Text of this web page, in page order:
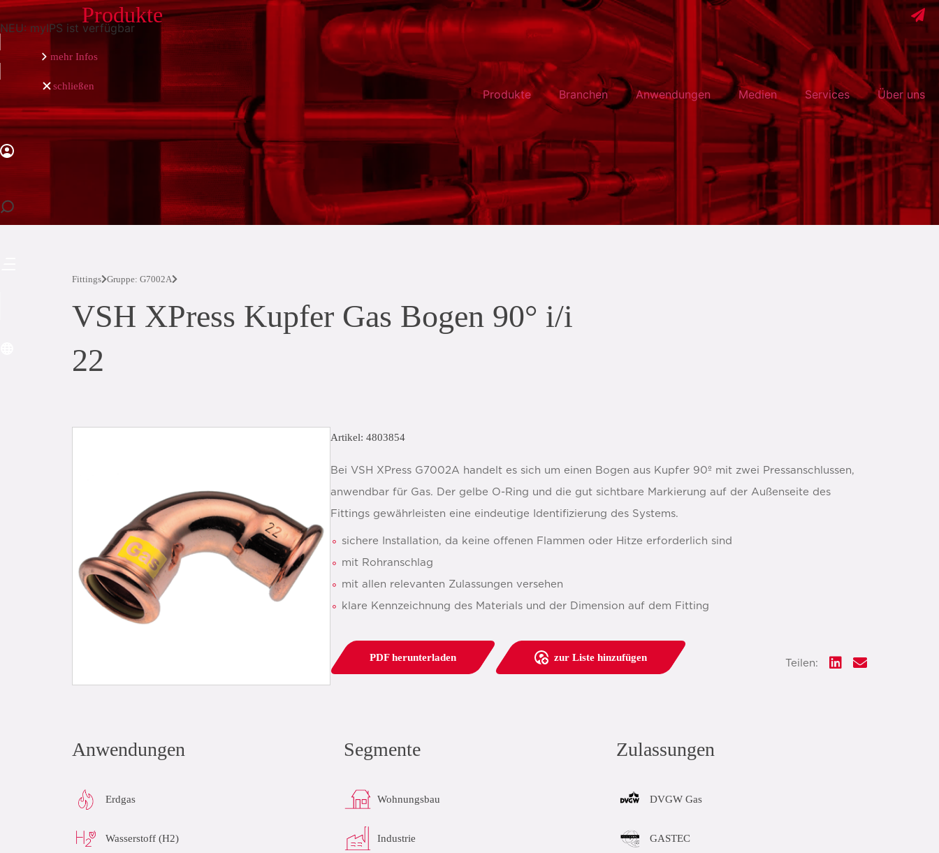
NEU: myIPS ist verfügbar
mehr Infos
schließen
schließen
Produkte Branchen Anwendungen Medien Services Über uns
Produkte
Fittings Gruppe: G7002A
VSH XPress Kupfer Gas Bogen 90° i/i
22
Artikel: 4803854
Bei VSH XPress G7002A handelt es sich um einen Bogen aus Kupfer 90º mit zwei Pressanschlussen,
anwendbar für Gas. Der gelbe O-Ring und die gut sichtbare Markierung auf der Außenseite des
Fittings gewährleisten eine eindeutige Identifizierung des Systems.
sichere Installation, da keine offenen Flammen oder Hitze erforderlich sind
mit Rohranschlag
mit allen relevanten Zulassungen versehen
klare Kennzeichnung des Materials und der Dimension auf dem Fitting
PDF herunterladen zur Liste hinzufügen Teilen:
Anwendungen
Erdgas
Wasserstoff (H2)
Segmente
Wohnungsbau
Industrie
Zulassungen
DVGW Gas
GASTEC